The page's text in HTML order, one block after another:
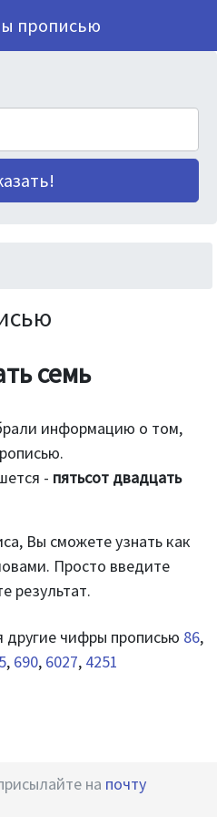
прописью
семь
информацию о том,
- пятьсот двадцать
Вы сможете узнать как
Просто введите
результат.
другие чифры прописью 86,
, 690, 6027, 4251
на почту